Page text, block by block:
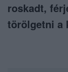
roskadt,
törölgetni a